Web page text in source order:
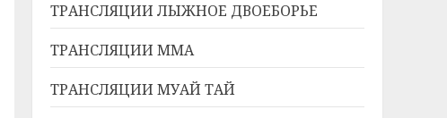
ТРАНСЛЯЦИИ ЛЫЖНОЕ ДВОЕБОРЬЕ
ТРАНСЛЯЦИИ ММА
ТРАНСЛЯЦИИ МУАЙ ТАЙ